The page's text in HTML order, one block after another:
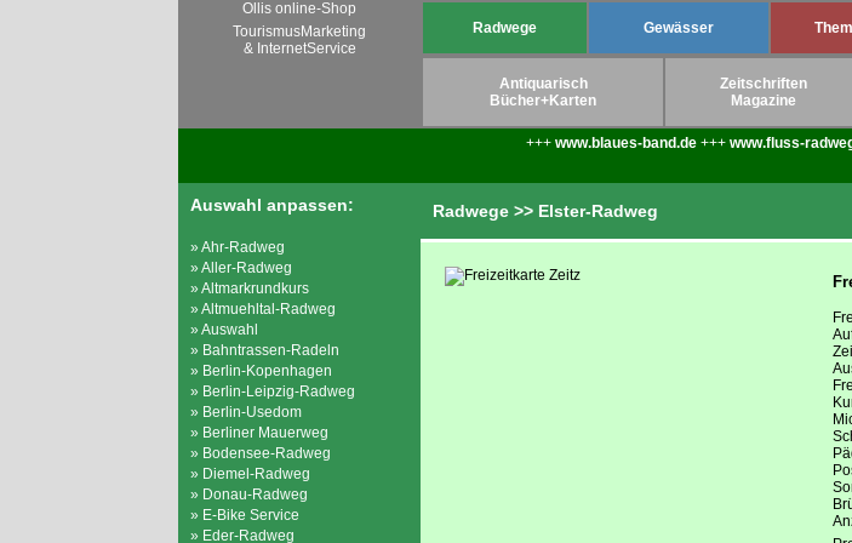
Ollis online-Shop
TourismusMarketing
& InternetService
Radwege Gewässer
Antiquarisch
Bücher+Karten
Zeitschriften
Magazine
+++ www.blaues-band.de+++ www.fluss-
Auswahl anpassen:
» Ahr-Radweg
» Aller-Radweg
» Altmarkrundkurs
» Altmuehltal-Radweg
» Auswahl
» Bahntrassen-Radeln
» Berlin-Kopenhagen
» Berlin-Leipzig-Radweg
» Berlin-Usedom
» Berliner Mauerweg
» Bodensee-Radweg
» Diemel-Radweg
» Donau-Radweg
» E-Bike Service
» Eder-Radweg
Radwege >> Elster-Radweg